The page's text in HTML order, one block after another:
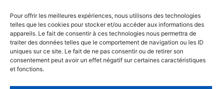
Pour offrir les meilleures expériences, nous utilisons des technologies
telles que les cookies pour stocker et/ou accéder aux informations des
appareils. Le fait de consentir à ces technologies nous permettra de
traiter des données telles que le comportement de navigation ou les ID
uniques sur ce site. Le fait de ne pas consentir ou de retirer son
consentement peut avoir un effet négatif sur certaines caractéristiques
et fonctions.
Mentions légales
Politique de confidentialité